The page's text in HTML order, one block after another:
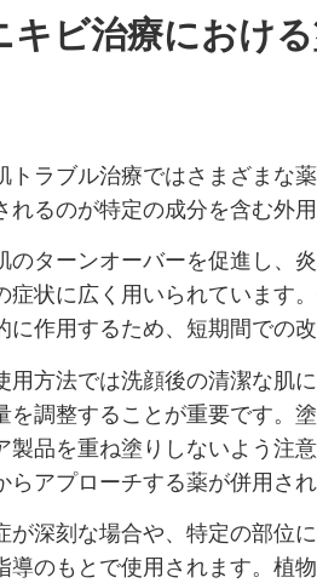
キビ治療におけ
トラブル治療ではさまざまな
るのが特定の成分を含む外用
のターンオーバーを促進し、
症状に広く用いられています
作用するため、短期間での改
用方法では洗顔後の清潔な肌
を調整することが重要です。
製品を重ね塗りしないよう注
アプローチする薬が併用され
が深刻な場合や、特定の部位
導のもとで使用されます。植